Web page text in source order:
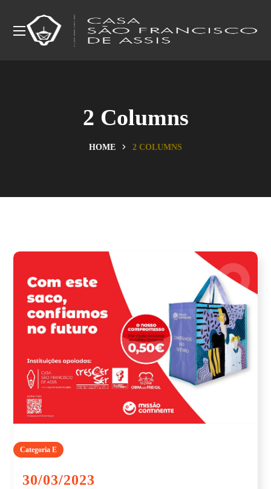
2 Columns
HOME 2 COLUMNS
Categoria E
30/03/2023